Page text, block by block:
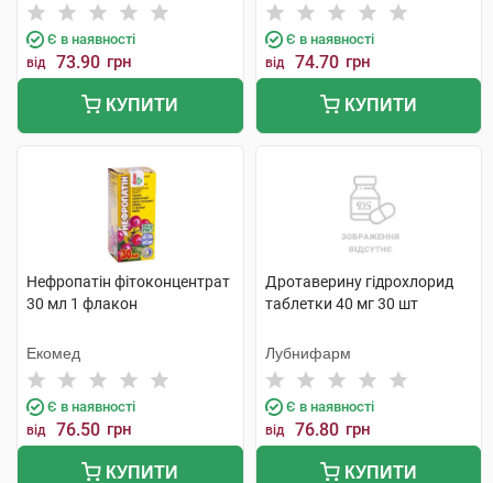
Є в наявності
від 73.90 грн
КУПИТИ
Є в наявності
від 74.70 грн
КУПИТИ
Нефропатін фітоконцентрат
30 мл 1 флакон
Екомед
Є в наявності
від 76.50 грн
КУПИТИ
Дротаверину гідрохлорид
таблетки 40 мг 30 шт
Лубнифарм
Є в наявності
від 76.80 грн
КУПИТИ